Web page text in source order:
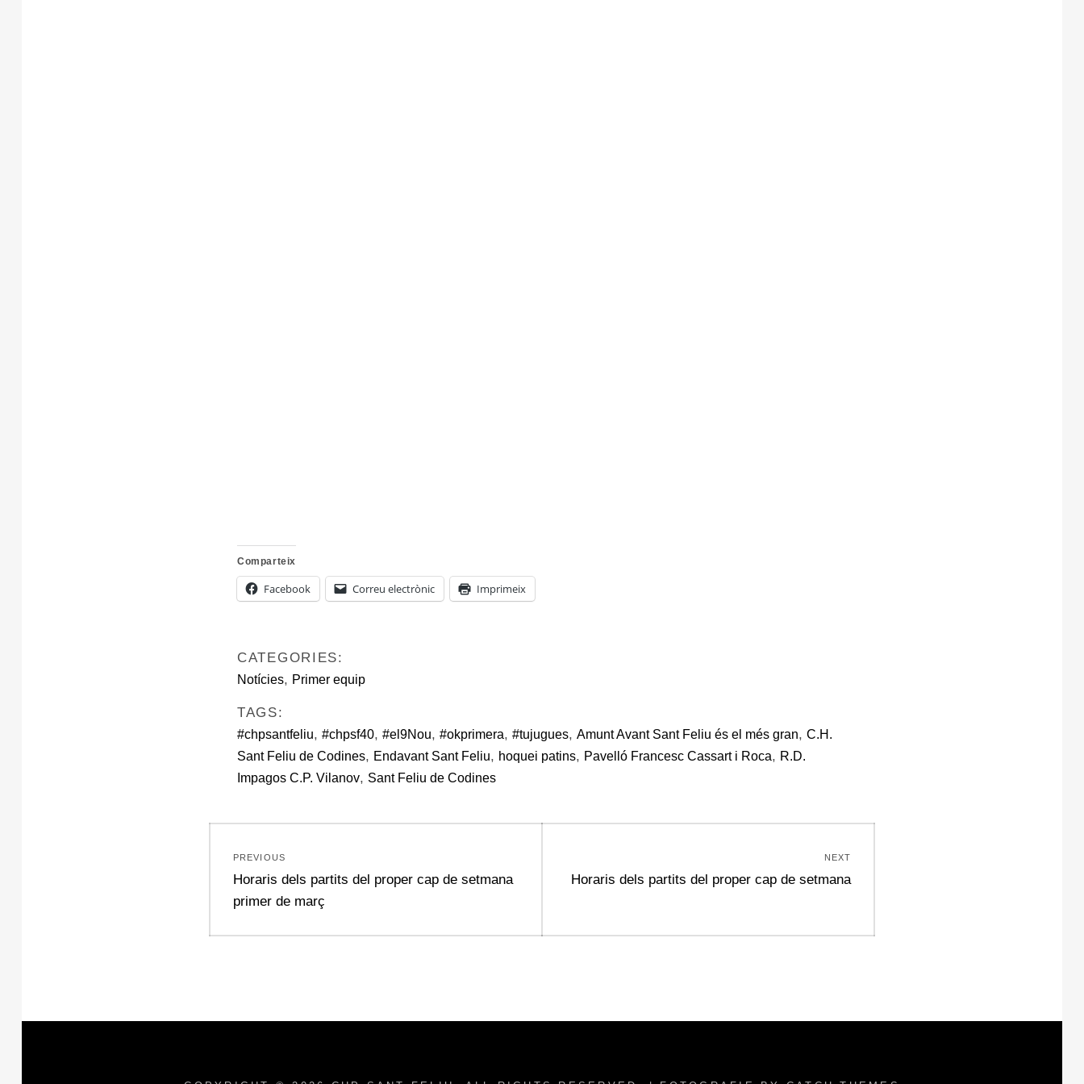
Comparteix
Facebook Correu electrònic Imprimeix
CATEGORIES:
Notícies, Primer equip
TAGS:
#chpsantfeliu, #chpsf40, #el9Nou, #okprimera, #tujugues, Amunt Avant Sant Feliu és el més gran, C.H.
Sant Feliu de Codines, Endavant Sant Feliu, hoquei patins, Pavelló Francesc Cassart i Roca, R.D.
Impagos C.P. Vilanov, Sant Feliu de Codines
d'entrades
PREVIOUS
Previous
post:
Horaris dels partits del proper cap de setmana
primer de març
NEXT
Next
Horaris dels partits del proper cap de setmana